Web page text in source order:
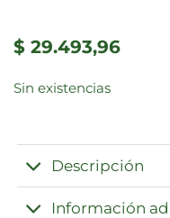
$ 29.493,96
Sin existencias
Descripción
Información